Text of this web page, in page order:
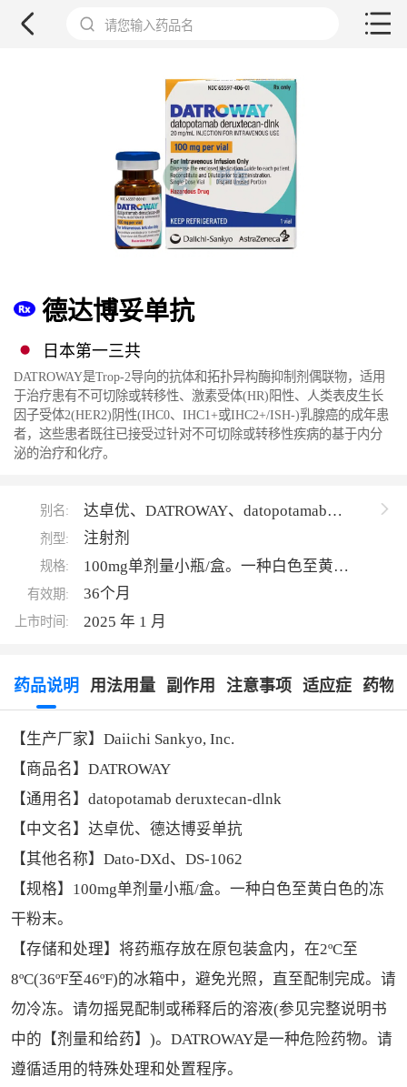
请您输入药品名
德达博妥单抗
日本第一三共
DATROWAY是Trop-2导向的抗体和拓扑异构酶抑制剂偶联物，适用
于治疗患有不可切除或转移性、激素受体(HR)阳性、人类表皮生长
因子受体2(HER2)阴性(IHC0、IHC1+或IHC2+/ISH-)乳腺癌的成年患
者，这些患者既往已接受过针对不可切除或转移性疾病的基于内分
泌的治疗和化疗。
别名:
达卓优、DATROWAY、datopotamab
deruxtecan-dlnk、Dato-DXd、DS-1062
剂型: 注射剂
规格:
100mg单剂量小瓶/盒。一种白色至黄白
色的冻干粉末。
有效期: 36个月
上市时间: 2025 年 1 月
药品说明 用法用量 副作用 注意事项 适应症 药物
【生产厂家】Daiichi Sankyo, Inc.
【商品名】DATROWAY
【通用名】datopotamab deruxtecan-dlnk
【中文名】达卓优、德达博妥单抗
【其他名称】Dato-DXd、DS-1062
【规格】100mg单剂量小瓶/盒。一种白色至黄白色的冻
干粉末。
【存储和处理】将药瓶存放在原包装盒内，在2ºC至
8ºC(36ºF至46ºF)的冰箱中，避免光照，直至配制完成。请
勿冷冻。请勿摇晃配制或稀释后的溶液(参见完整说明书
中的【剂量和给药】)。DATROWAY是一种危险药物。请
遵循适用的特殊处理和处置程序。